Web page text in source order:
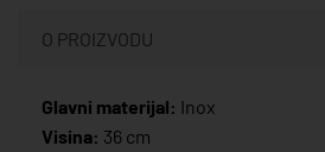
O PROIZVODU
Glavni materijal: Inox
Visina: 36 cm